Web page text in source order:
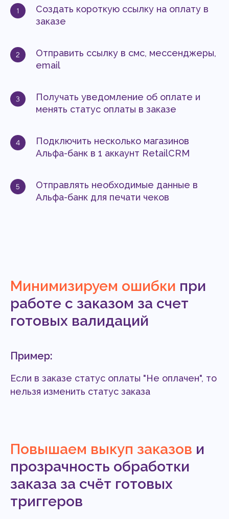
Создать короткую ссылку на оплату в
заказе
Отправить ссылку в смс, мессенджеры,
email
Получать уведомление об оплате и
менять статус оплаты в заказе
Подключить несколько магазинов
Альфа-банк в 1 аккаунт RetailCRM
Отправлять необходимые данные в
Альфа-банк для печати чеков
Минимизируем ошибки при
работе с заказом за счет
готовых валидаций
Пример:
Если в заказе статус оплаты "Не оплачен", то
нельзя изменить статус заказа
Повышаем выкуп заказов и
прозрачность обработки
заказа за счёт готовых
триггеров